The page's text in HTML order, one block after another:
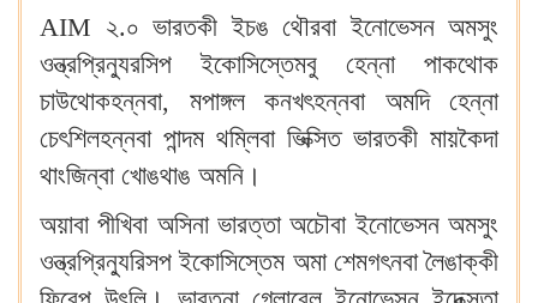
AIM ২.০ ভারতকী ইচঙ থৌরবা ইনোভেসন অমসুং
ওন্ত্রপ্রিন্যুরসিপ ইকোসিস্তেমবু হেন্না পাকথোক
চাউথোকহন্নবা, মপাঙ্গল কনখৎহন্নবা অমদি হেন্না
চেৎশিলহন্নবা পান্দম থম্লিবা ভিক্সিত ভারতকী মায়কৈদা
থাংজিন্বা খোঙথাঙ অমনি‍।
অয়াবা পীখিবা অসিনা ভারত্তা অচৌবা ইনোভেসন অমসুং
ওন্ত্রপ্রিন্যুরিসপ ইকোসিস্তেম অমা শেমগৎনবা লৈঙাক্কী